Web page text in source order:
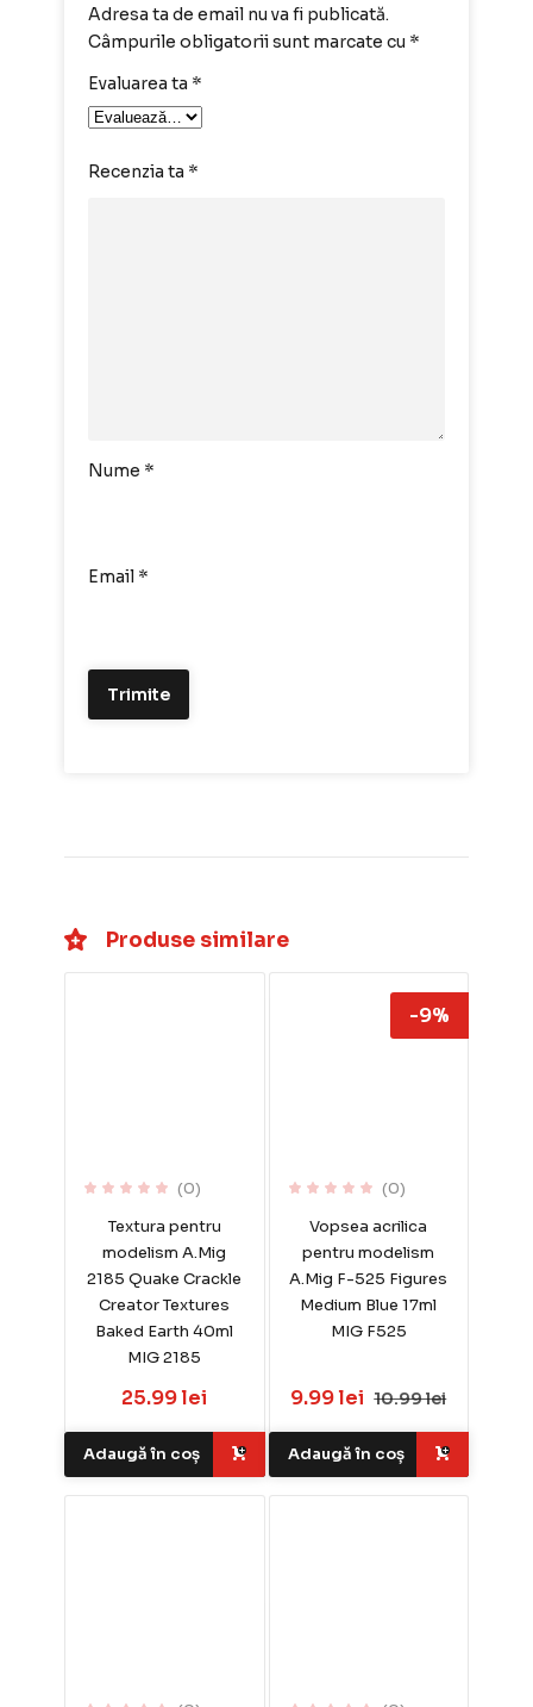
Adresa ta de email nu va fi publicată.
Câmpurile obligatorii sunt marcate cu *
Evaluarea ta *
Recenzia ta *
Nume *
Email *
Produse similare
(0)
Textura pentru
modelism A.Mig
2185 Quake Crackle
Creator Textures
Baked Earth 40ml
MIG 2185
25.99 lei
Adaugă în coș
(0)
Vopsea acrilica
pentru modelism
A.Mig F-525 Figures
Medium Blue 17ml
MIG F525
9.99 lei 10.99 lei
-9%
Adaugă în coș